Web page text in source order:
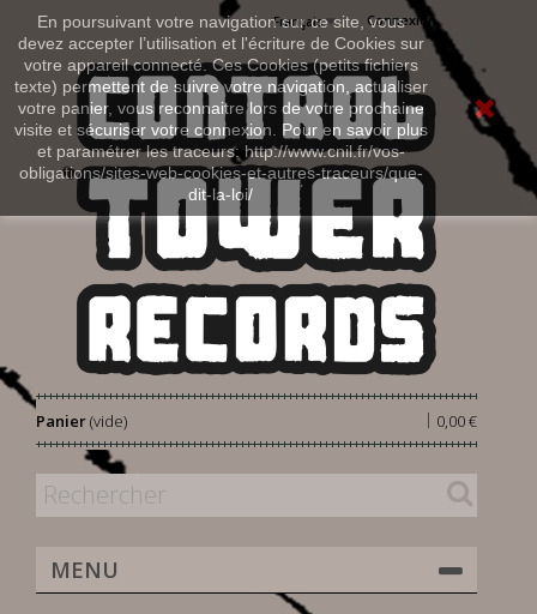
En poursuivant votre navigation sur ce site, vous
devez accepter l’utilisation et l'écriture de Cookies sur
votre appareil connecté. Ces Cookies (petits fichiers
texte) permettent de suivre votre navigation, actualiser
votre panier, vous reconnaitre lors de votre prochaine
visite et sécuriser votre connexion. Pour en savoir plus
et paramétrer les traceurs: http://www.cnil.fr/vos-
obligations/sites-web-cookies-et-autres-traceurs/que-
dit-la-loi/
Connexion
Français
Panier 0,00 €
|
(vide)
MENU